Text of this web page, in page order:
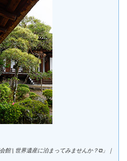
館 | 世界遺産に泊まってみませんか？⧉」｜